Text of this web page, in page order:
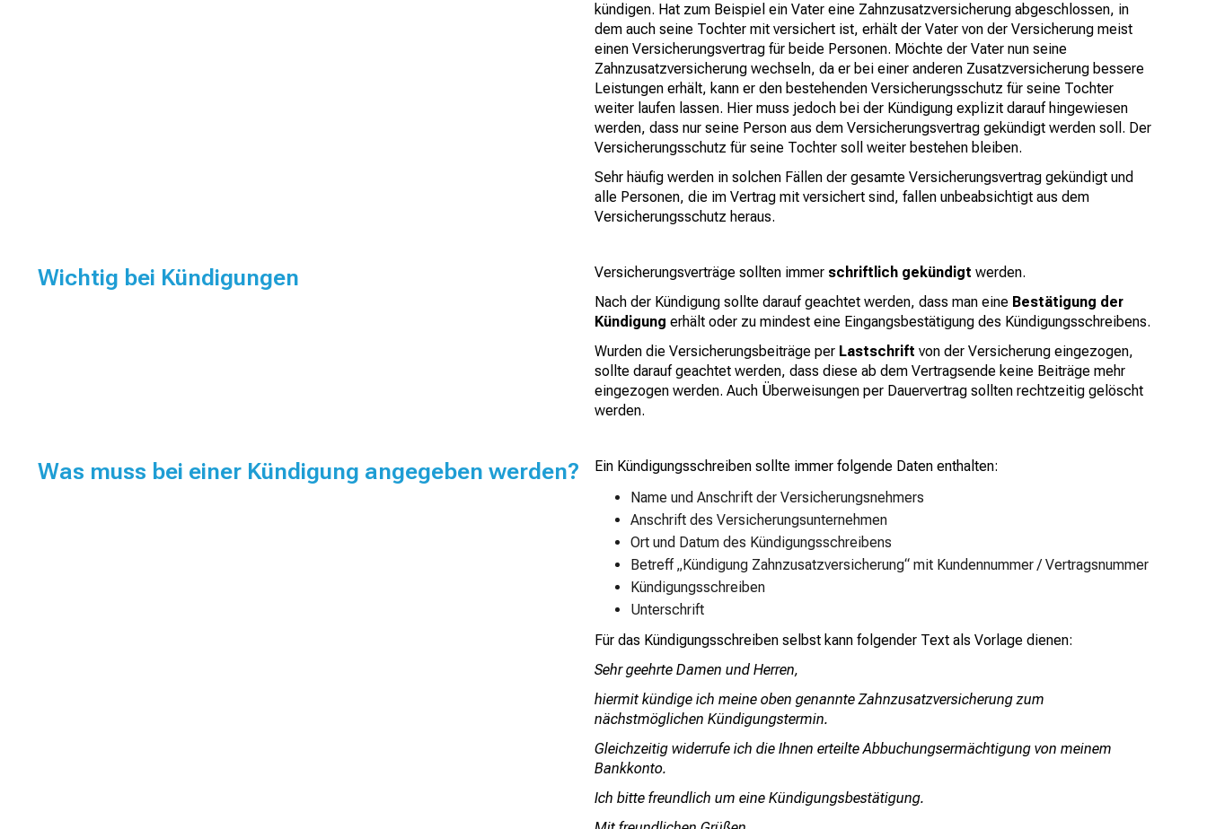
kündigen. Hat zum Beispiel ein Vater eine Zahnzusatzversicherung abgeschlossen, in
dem auch seine Tochter mit versichert ist, erhält der Vater von der Versicherung meist
einen Versicherungsvertrag für beide Personen. Möchte der Vater nun seine
Zahnzusatzversicherung wechseln, da er bei einer anderen Zusatzversicherung bessere
Leistungen erhält, kann er den bestehenden Versicherungsschutz für seine Tochter
weiter laufen lassen. Hier muss jedoch bei der Kündigung explizit darauf hingewiesen
werden, dass nur seine Person aus dem Versicherungsvertrag gekündigt werden soll. Der
Versicherungsschutz für seine Tochter soll weiter bestehen bleiben.
Sehr häufig werden in solchen Fällen der gesamte Versicherungsvertrag gekündigt und
alle Personen, die im Vertrag mit versichert sind, fallen unbeabsichtigt aus dem
Versicherungsschutz heraus.
Wichtig bei Kündigungen Versicherungsverträge sollten immer schriftlich gekündigt werden.
Nach der Kündigung sollte darauf geachtet werden, dass man eine Bestätigung der
Kündigung erhält oder zu mindest eine Eingangsbestätigung des Kündigungsschreibens.
Wurden die Versicherungsbeiträge per Lastschrift von der Versicherung eingezogen,
sollte darauf geachtet werden, dass diese ab dem Vertragsende keine Beiträge mehr
eingezogen werden. Auch Überweisungen per Dauervertrag sollten rechtzeitig gelöscht
werden.
Was muss bei einer Kündigung angegeben werden?
Ein Kündigungsschreiben sollte immer folgende Daten enthalten:
Name und Anschrift der Versicherungsnehmers
Anschrift des Versicherungsunternehmen
Ort und Datum des Kündigungsschreibens
Betreff „Kündigung Zahnzusatzversicherung“ mit Kundennummer / Vertragsnummer
Kündigungsschreiben
Unterschrift
Für das Kündigungsschreiben selbst kann folgender Text als Vorlage dienen:
Sehr geehrte Damen und Herren,
hiermit kündige ich meine oben genannte Zahnzusatzversicherung zum
nächstmöglichen Kündigungstermin.
Gleichzeitig widerrufe ich die Ihnen erteilte Abbuchungsermächtigung von meinem
Bankkonto.
Ich bitte freundlich um eine Kündigungsbestätigung.